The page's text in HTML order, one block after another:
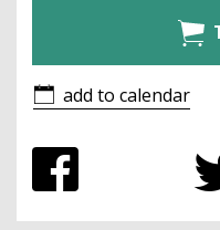
add to calendar